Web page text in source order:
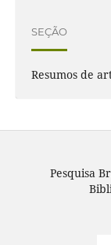
SEÇÃO
Resumos de
Pesquisa